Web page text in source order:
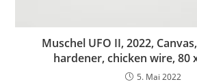
Muschel UFO II, 2022,
hardener, chicken wire, 80
5. Mai 2022